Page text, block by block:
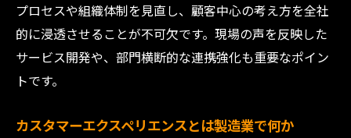
競争力を高めるための製造業CX成功の秘訣
製造業の競争力向上に欠かせないCXとは
製造業で成果を出すCX向上のコツ
プロセスや組織体制を見直し、顧客中心の考え方を全社
的に浸透させることが不可欠です。現場の声を反映した
サービス開発や、部門横断的な連携強化も重要なポイン
トです。
カスタマーエクスペリエンスとは製造業で何か